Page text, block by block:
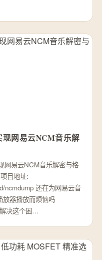
网易云NCM音乐解
网易云NCM音乐解密与格
目地址:
ncmdump 还在为网易云音
放器播放而烦恼吗
决这个困…